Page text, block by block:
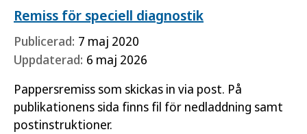
Remiss för speciell diagnostik
Publicerad: 7 maj 2020
Uppdaterad: 6 maj 2026
Pappersremiss som skickas in via post. På
publikationens sida finns fil för nedladdning samt
postinstruktioner.